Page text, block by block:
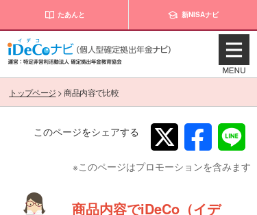
たあんと 新NISAナビ
トップページ >商品内容で比較
このページをシェアする
※このページはプロモーションを含みます
商品内容でiDeCo（イデ